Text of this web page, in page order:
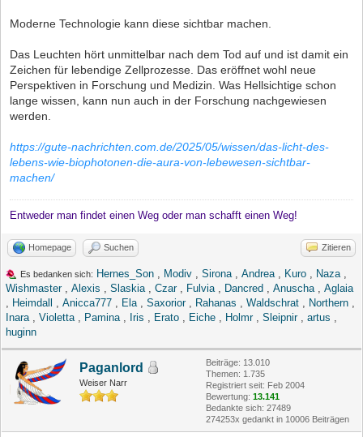
Moderne Technologie kann diese sichtbar machen.
Das Leuchten hört unmittelbar nach dem Tod auf und ist damit ein
Zeichen für lebendige Zellprozesse. Das eröffnet wohl neue
Perspektiven in Forschung und Medizin. Was Hellsichtige schon
lange wissen, kann nun auch in der Forschung nachgewiesen
werden.
https://gute-nachrichten.com.de/2025/05/wissen/das-licht-des-
lebens-wie-biophotonen-die-aura-von-lebewesen-sichtbar-
machen/
Entweder man findet einen Weg oder man schafft einen Weg!
Homepage Suchen Zitieren
Es bedanken sich: Hernes_Son Modiv Sirona Andrea Kuro Naza
Wishmaster, Alexis Slaskia Czar, Fulvia Dancred Anuscha
Aglaia
Heimdall Anicca777 Ela Saxorior, Rahanas Waldschrat Northern
Inara
Violetta Pamina Iris Erato Eiche Holmr, Sleipnir, artus
huginn
Paganlord
Weiser Narr
Beiträge: 13.010
Themen: 1.735
Registriert seit: Feb 2004
Bewertung: 13.141
Bedankte sich: 27489
274253x gedankt in 10006 Beiträgen